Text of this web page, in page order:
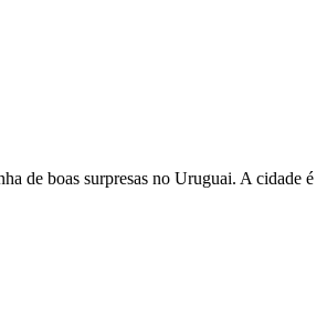
de boas surpresas no Uruguai. A cidade é